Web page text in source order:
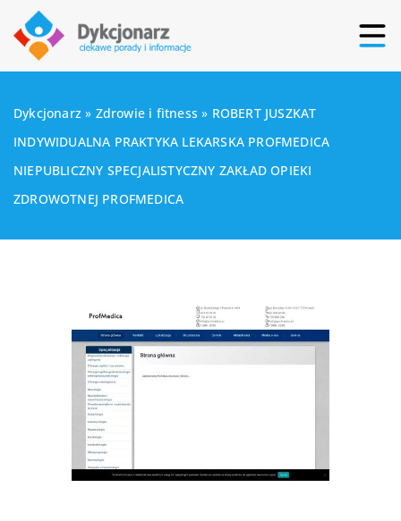
Dykcjonarz » Zdrowie i fitness » ROBERT JUSZKAT
INDYWIDUALNA PRAKTYKA LEKARSKA PROFMEDICA
NIEPUBLICZNY SPECJALISTYCZNY ZAKŁAD OPIEKI
ZDROWOTNEJ PROFMEDICA